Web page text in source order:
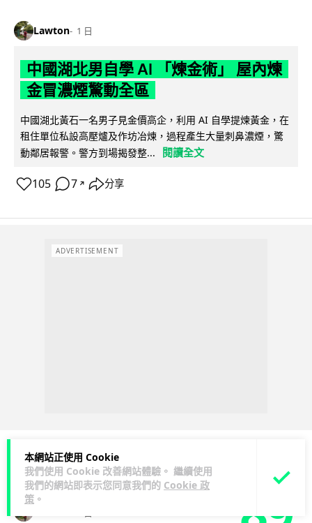
本網站正使用 Cookie
我們使用 Cookie 改善網站體驗。 繼續使用
我們的網站即表示您同意我們的 Cookie 政
策 。
Lawton 1 日
中國湖北男自學 AI 「煉金術」 屋內煉
金冒濃煙驚動全區
中國湖北黃石一名男子見金價高企，利用 AI 自學提煉黃金，在
租住單位私設高壓爐及作坊冶煉，過程產生大量刺鼻濃煙，驚
動鄰居報警。警方到場揭發整...
閱讀全文
105 7 ↗ 分享
ADVERTISEMENT
3C科技 流動音樂